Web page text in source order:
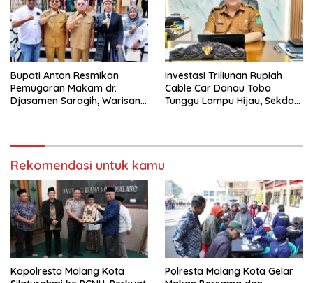
Bupati Anton Resmikan
Pemugaran Makam dr.
Djasamen Saragih, Warisan
Investasi Triliunan Rupiah
Cable Car Danau Toba
Tunggu Lampu Hijau, Sekda
Rekomendasi untuk kamu
Kapolresta Malang Kota
Polresta Malang Kota Gelar